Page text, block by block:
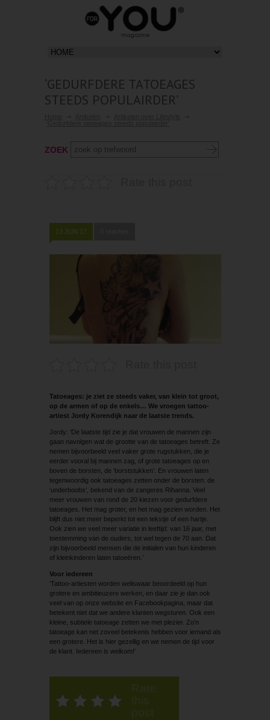
‘GEDURFDERE TATOEAGES
STEEDS POPULAIRDER’
ZOEK
13 JUN 17
Tatoeages: je ziet ze steeds vaker, van klein tot groot,
op de armen of op de enkels… We vroegen tattoo-
artiest Jordy Korendijk naar de laatste trends.
Jordy: ‘De laatste tijd zie je dat vrouwen de mannen zijn
gaan navolgen wat de grootte van de tatoeages betreft. Ze
nemen bijvoorbeeld veel vaker grote rugstukken, die je
eerder vooral bij mannen zag, of grote tatoeages op en
boven de borsten, de ‘borststukken’. En vrouwen laten
tegenwoordig ook tatoeages zetten onder de borsten: de
‘underboobs’, bekend van de zangeres Rihanna. Veel
meer vrouwen van rond de 20 kiezen voor gedurfdere
tatoeages. Het mag groter, en het mag gezien worden. Het
blijft dus niet meer beperkt tot een tekstje of een hartje.
Ook zien we veel meer variatie in leeftijd: van 16 jaar, met
toestemming van de ouders, tot wel tegen de 70 aan. Dat
zijn bijvoorbeeld mensen die de initialen van hun kinderen
of kleinkinderen laten tatoeëren.’
Voor iedereen
‘Tattoo-artiesten worden weliswaar beoordeeld op hun
grotere en ambitieuzere werken, en daar zie je dan ook
veel van op onze website en Facebookpagina, maar dat
betekent niet dat we andere klanten wegsturen. Ook een
kleine, subtiele tatoeage zetten we met plezier. Zo’n
tatoeage kan net zoveel betekenis hebben voor iemand als
een grotere. Het is hier gezellig en we nemen de tijd voor
de klant. Iedereen is welkom!’